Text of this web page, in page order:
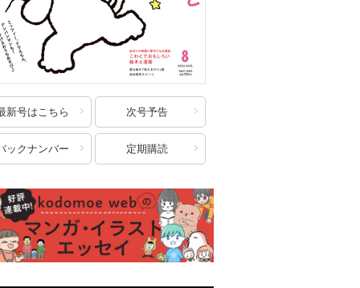
新号はこちら 次号予告
ックナンバー 定期購読